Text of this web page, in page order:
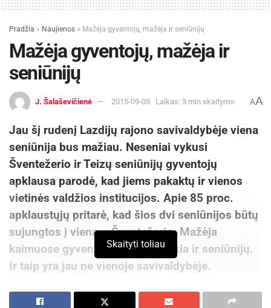
Pradžia » Naujienos » Mažėja gyventojų, mažėja ir seniūnijų
Mažėja gyventojų, mažėja ir
seniūnijų
J. Šalaševičienė 2015-09-03 Laikas: 3 min skaitymo AA
Jau šį rudenį Lazdijų rajono savivaldybėje viena
seniūnija bus mažiau. Neseniai vykusi
Šventežerio ir Teizų seniūnijų gyventojų
apklausa parodė, kad jiems pakaktų ir vienos
vietinės valdžios institucijos. Apie 85 proc.
apklaustųjų pritarė, kad šios dvi seniūnijos būtų
sujungtos į vieną – Šventežerio. Mažėja
kaimuose gyventojų, mažiau reikia ir seniūnijų.
Ir taip yra jau ne vienoje savivaldybėje.
Prarado
Skaityti toliau